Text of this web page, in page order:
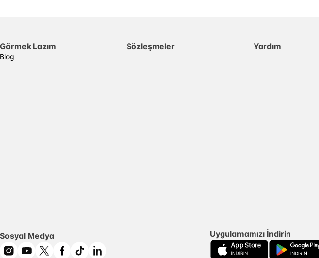
Görmek Lazım
Blog
Sözleşmeler Yardım
Sosyal Medya Uygulamamızı İndirin